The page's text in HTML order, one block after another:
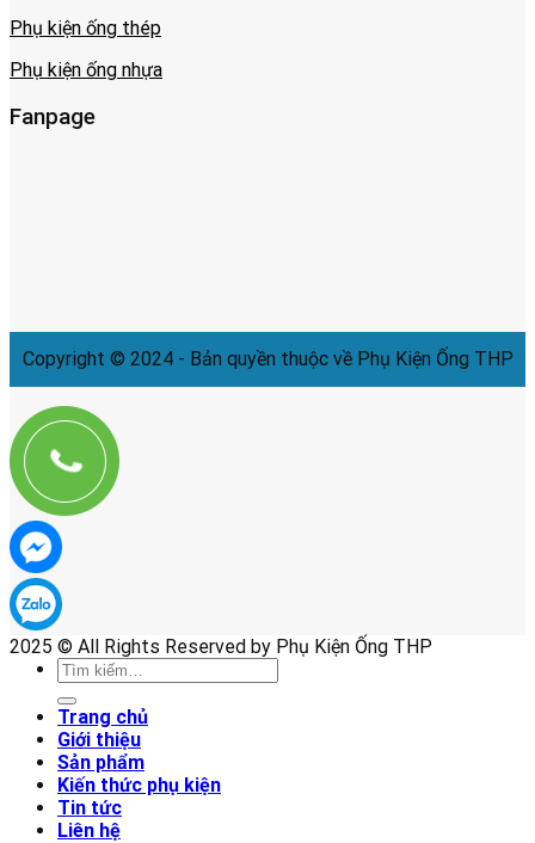
Phụ kiện ống thép
Phụ kiện ống nhựa
Fanpage
Copyright © 2024 - Bản quyền thuộc về Phụ Kiện Ống THP
2025 © All Rights Reserved by Phụ Kiện Ống THP
Tìm
kiếm:
Trang chủ
Giới thiệu
Sản phẩm
Kiến thức phụ kiện
Tin tức
Liên hệ